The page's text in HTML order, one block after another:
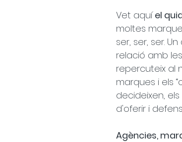
Vet aquí el
moltes
ser, ser, ser.
relació amb
repercuteix al
marques i els
decideixen,
d'oferir i
Agències,